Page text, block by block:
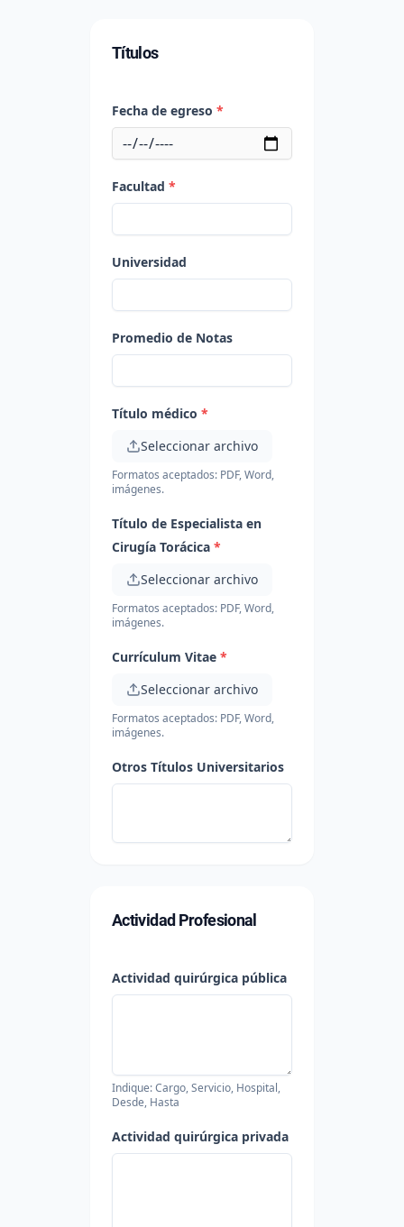
Títulos
Fecha de egreso *
Facultad *
Universidad
Promedio de Notas
Título médico *
Seleccionar archivo
Formatos aceptados: PDF, Word,
imágenes.
Título de Especialista en
Cirugía Torácica *
Seleccionar archivo
Formatos aceptados: PDF, Word,
imágenes.
Currículum Vitae *
Seleccionar archivo
Formatos aceptados: PDF, Word,
imágenes.
Otros Títulos Universitarios
Actividad Profesional
Actividad quirúrgica pública
Indique: Cargo, Servicio, Hospital,
Desde, Hasta
Actividad quirúrgica privada